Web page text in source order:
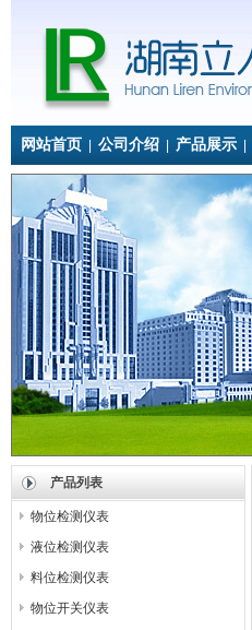
网站首页 公司介绍 产品展示
产品列表
物位检测仪表
液位检测仪表
料位检测仪表
物位开关仪表